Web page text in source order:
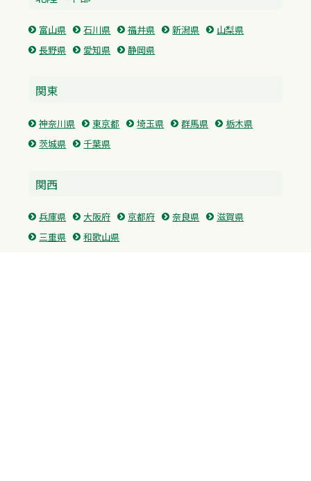
富山県 石川県 福井県 新潟県
山梨県
長野県
愛知県 静岡県
関東
神奈川県 東京都 埼玉県 群馬県
栃木県
茨城県
千葉県
関西
兵庫県 大阪府 京都府 奈良県
滋賀県
三重県
和歌山県